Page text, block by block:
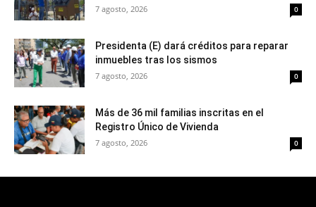
7 agosto, 2026 0
Presidenta (E) dará créditos para reparar
inmuebles tras los sismos
7 agosto, 2026 0
Más de 36 mil familias inscritas en el
Registro Único de Vivienda
7 agosto, 2026 0